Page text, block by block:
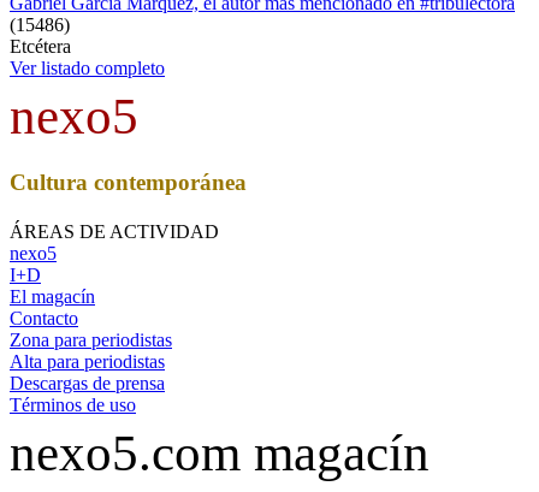
(15486)
Etcétera
Ver listado completo
nexo5
Cultura contemporánea
ÁREAS DE ACTIVIDAD
nexo5
I+D
El magacín
Contacto
Zona para periodistas
Alta para periodistas
Descargas de prensa
Términos de uso
nexo5.com magacín